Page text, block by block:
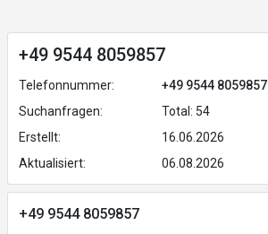
+49 9544 8059857
Telefonnummer:
+49 9544 8059857
Suchanfragen:
Total: 54
Erstellt:
16.06.2026
Aktualisiert:
06.08.2026
+49 9544 8059857